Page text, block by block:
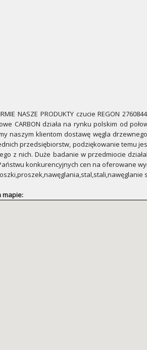
NASZE PRODUKTY czucie REGON
CARBON działa na rynku polskim od
naszym klientom dostawę węgla
przedsiębiorstw, podziękowanie temu
z nich. Duże badanie w przedmiocie
konkurencyjnych cen na oferowane
mapie: